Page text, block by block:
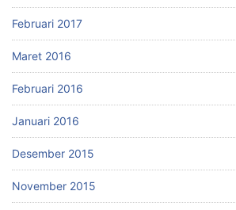
Februari 2017
Maret 2016
Februari 2016
Januari 2016
Desember 2015
November 2015